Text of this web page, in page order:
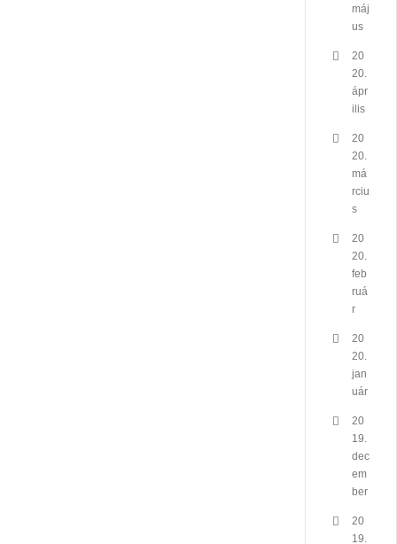
máj
us
20
20.
ápr
ilis
20
20.
má
rciu
s
20
20.
feb
ruá
r
20
20.
jan
uár
20
19.
dec
em
ber
20
19.